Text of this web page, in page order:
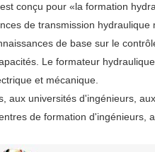
conçu pour «la formation
de transmission hydraulique
de base sur le
Le formateur
et mécanique.
aux universités d'ingénieurs,
de formation d'ingénieurs,